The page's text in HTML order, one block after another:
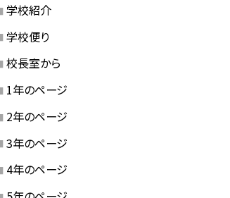
学校紹介
学校便り
校長室から
1年のページ
2年のページ
3年のページ
4年のページ